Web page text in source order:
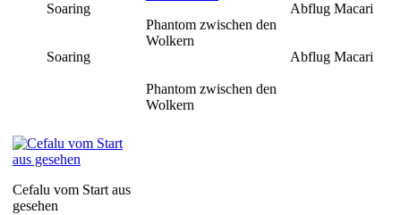
Soaring
Soaring
Phantom zwischen den
Wolkern
Phantom zwischen den
Wolkern
Abflug Macari
Abflug Macari
Cefalu vom Start aus
gesehen